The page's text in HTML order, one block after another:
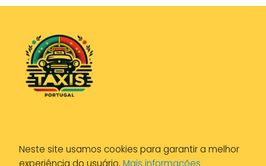
Política de Privacidade
Política de Cookies
Neste site usamos cookies para garantir a melhor
experiência do usuário. Mais informações